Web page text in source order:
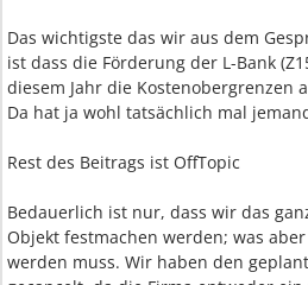
Das wichtigste das wir aus dem
ist dass die Förderung der L-Bank
diesem Jahr die Kostenobergrenzen
Da hat ja wohl tatsächlich mal
Rest des Beitrags ist OffTopic
Bedauerlich ist nur, dass wir das
Objekt festmachen werden; was
werden muss. Wir haben den